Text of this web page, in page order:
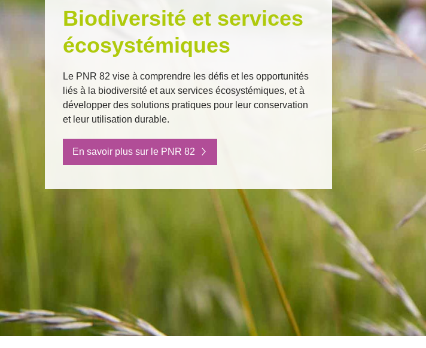
Biodiversité et services
écosystémiques
Le PNR 82 vise à comprendre les défis et les opportunités
liés à la biodiversité et aux services écosystémiques, et à
développer des solutions pratiques pour leur conservation
et leur utilisation durable.
En savoir plus sur le PNR 82